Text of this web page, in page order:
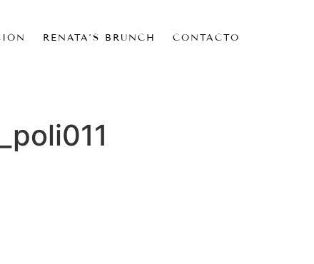
RENATA’S BRUNCH CONTACTO